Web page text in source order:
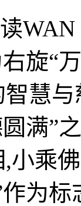
右旋“
慧
满”
小乘
为